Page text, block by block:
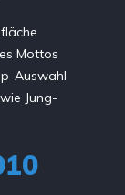
Mottos
Auswahl
Jung-